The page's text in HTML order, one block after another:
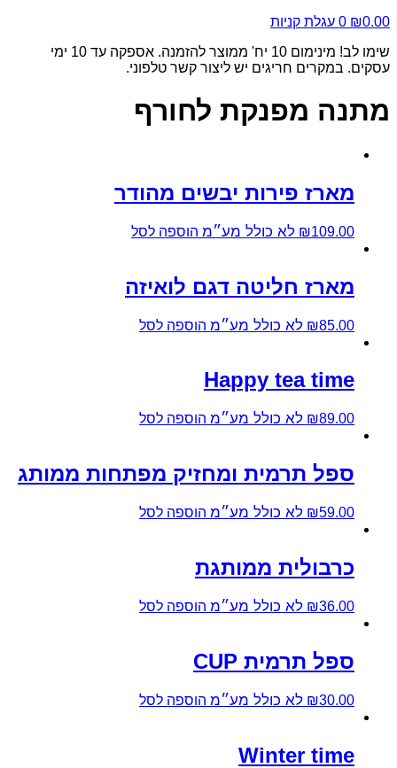
₪0.00
0 עגלת קניות
שימו לב! מינימום 10 יח' ממוצר להזמנה. אספקה עד 10 ימי
עסקים. במקרים חריגים יש ליצור קשר טלפוני.
מתנה מפנקת לחורף
מארז פירות יבשים מהודר
₪109.00 לא כולל מע״מ הוספה לסל
מארז חליטה דגם לואיזה
₪85.00 לא כולל מע״מ הוספה לסל
Happy tea time
₪89.00 לא כולל מע״מ הוספה לסל
ספל תרמית ומחזיק מפתחות ממותג
₪59.00 לא כולל מע״מ הוספה לסל
כרבולית ממותגת
₪36.00 לא כולל מע״מ הוספה לסל
ספל תרמית CUP
₪30.00 לא כולל מע״מ הוספה לסל
Winter time